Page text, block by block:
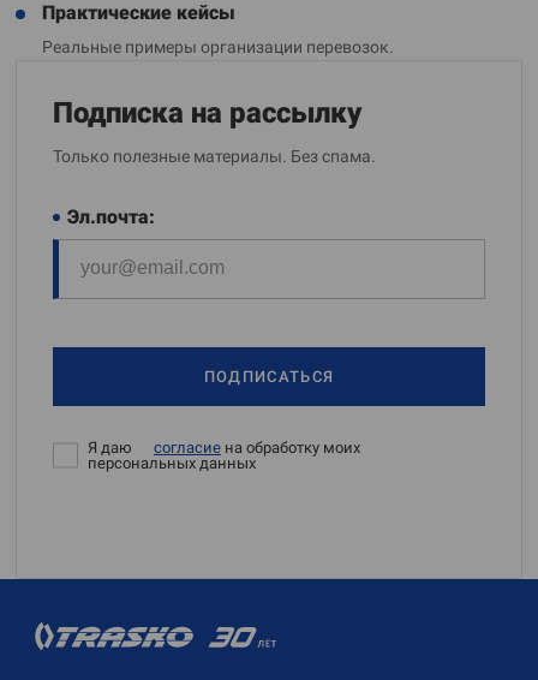
Практические кейсы
Реальные примеры организации перевозок.
Подписка на рассылку
Только полезные материалы. Без спама.
Эл.почта:
ПОДПИСАТЬСЯ
Я даю согласие на обработку моих
персональных данных